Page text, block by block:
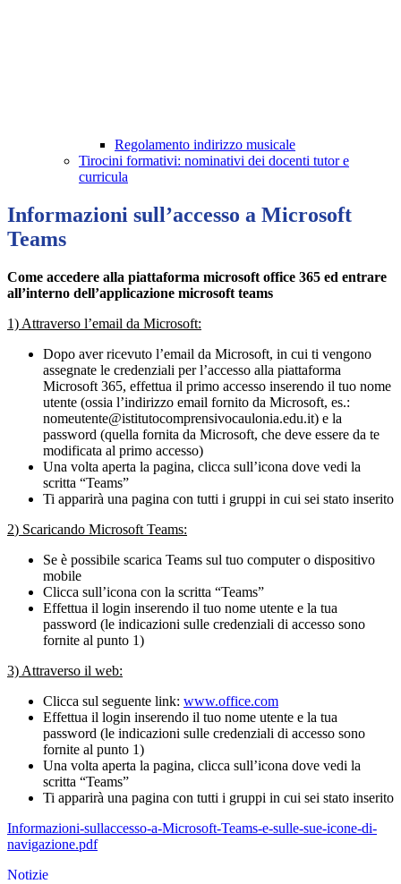
Regolamento indirizzo musicale
Tirocini formativi: nominativi dei docenti tutor e
curricula
Informazioni sull’accesso a Microsoft
Teams
Come accedere alla piattaforma microsoft office 365 ed entrare
all’interno dell’applicazione microsoft teams
1) Attraverso l’email da Microsoft:
Dopo aver ricevuto l’email da Microsoft, in cui ti vengono
assegnate le credenziali per l’accesso alla piattaforma
Microsoft 365, effettua il primo accesso inserendo il tuo nome
utente (ossia l’indirizzo email fornito da Microsoft, es.:
nomeutente@istitutocomprensivocaulonia.edu.it) e la
password (quella fornita da Microsoft, che deve essere da te
modificata al primo accesso)
Una volta aperta la pagina, clicca sull’icona dove vedi la
scritta “Teams”
Ti apparirà una pagina con tutti i gruppi in cui sei stato inserito
2) Scaricando Microsoft Teams:
Se è possibile scarica Teams sul tuo computer o dispositivo
mobile
Clicca sull’icona con la scritta “Teams”
Effettua il login inserendo il tuo nome utente e la tua
password (le indicazioni sulle credenziali di accesso sono
fornite al punto 1)
3) Attraverso il web:
Clicca sul seguente link: www.office.com
Effettua il login inserendo il tuo nome utente e la tua
password (le indicazioni sulle credenziali di accesso sono
fornite al punto 1)
Una volta aperta la pagina, clicca sull’icona dove vedi la
scritta “Teams”
Ti apparirà una pagina con tutti i gruppi in cui sei stato inserito
Informazioni-sullaccesso-a-Microsoft-Teams-e-sulle-sue-icone-di-
navigazione.pdf
Notizie